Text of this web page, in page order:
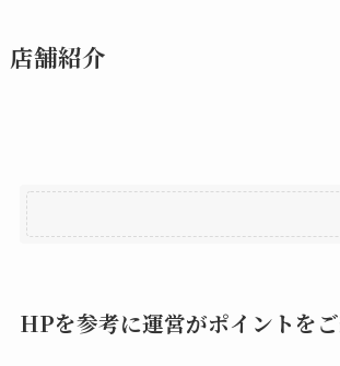
店舗紹介
HPを参考に運営がポイントを